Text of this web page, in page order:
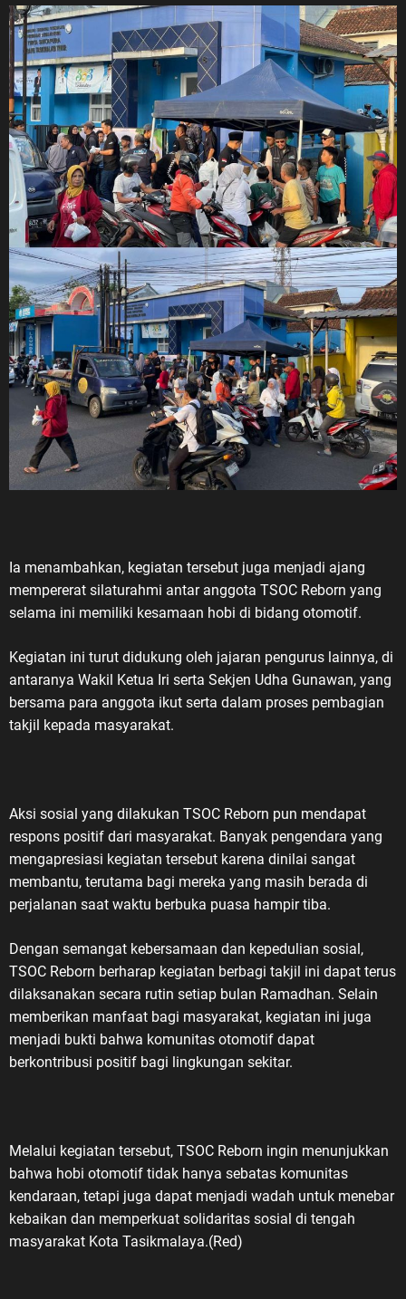
air
gugurnya
dari
Mereka
berasal
berperan
Nilai
Veteran
Panca
kegiatan
Nilai
persatuan,
dan jangan
untuk
kepada
LVRI
Masuk ke
nilai
LVRI
dan
di kalangan
terhadap
akan
Ia menambahkan, kegiatan tersebut juga menjadi ajang
mempererat silaturahmi antar anggota TSOC Reborn yang
selama ini memiliki kesamaan hobi di bidang otomotif.
Kegiatan ini turut didukung oleh jajaran pengurus lainnya, di
antaranya Wakil Ketua Iri serta Sekjen Udha Gunawan, yang
bersama para anggota ikut serta dalam proses pembagian
takjil kepada masyarakat.
Aksi sosial yang dilakukan TSOC Reborn pun mendapat
respons positif dari masyarakat. Banyak pengendara yang
mengapresiasi kegiatan tersebut karena dinilai sangat
membantu, terutama bagi mereka yang masih berada di
perjalanan saat waktu berbuka puasa hampir tiba.
Dengan semangat kebersamaan dan kepedulian sosial,
TSOC Reborn berharap kegiatan berbagi takjil ini dapat terus
dilaksanakan secara rutin setiap bulan Ramadhan. Selain
memberikan manfaat bagi masyarakat, kegiatan ini juga
menjadi bukti bahwa komunitas otomotif dapat
berkontribusi positif bagi lingkungan sekitar.
Melalui kegiatan tersebut, TSOC Reborn ingin menunjukkan
bahwa hobi otomotif tidak hanya sebatas komunitas
kendaraan, tetapi juga dapat menjadi wadah untuk menebar
kebaikan dan memperkuat solidaritas sosial di tengah
masyarakat Kota Tasikmalaya.(Red)